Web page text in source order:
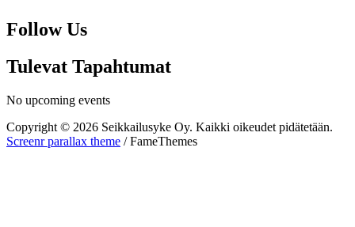
Follow Us
Tulevat Tapahtumat
No upcoming events
Copyright © 2026 Seikkailusyke Oy. Kaikki oikeudet pidätetään.
Screenr parallax theme / FameThemes